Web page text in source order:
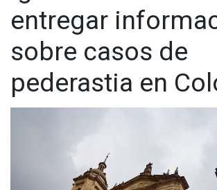
entregar
sobre casos de
pederastia en